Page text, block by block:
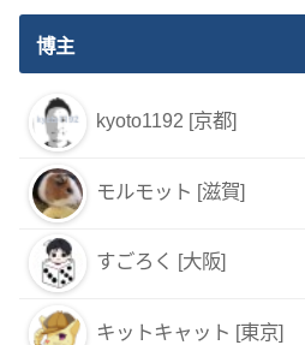
博主
kyoto1192 [京都]
モルモット [滋賀]
すごろく [大阪]
キットキャット [東京]